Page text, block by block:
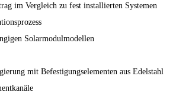
im Vergleich zu fest installierten Systemen
Solarmodulmodellen
mit Befestigungselementen aus Edelstahl